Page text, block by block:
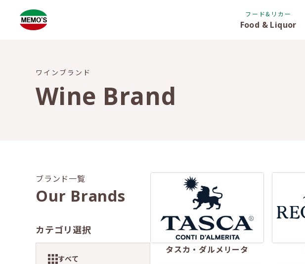
フード&リカー
Food & Liquor
ワインブランド
Wine Brand
ブランド一覧
Our Brands
カテゴリ選択
すべて
タスカ・ダルメリータ